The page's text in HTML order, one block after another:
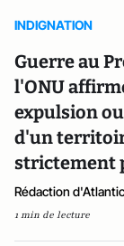
INDIGNATION
Guerre au
l'ONU
expulsion
d'un
strictement
Rédaction
1 min de lecture